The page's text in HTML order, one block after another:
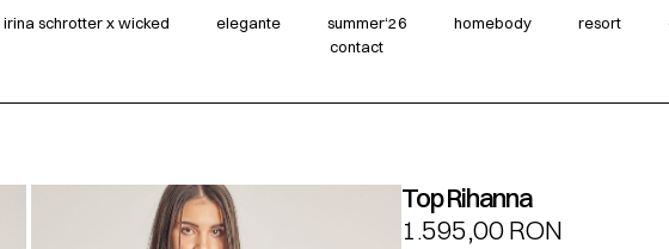
irina schrotter x wicked elegante summer‘26 homebody resort
contact
Top Rihanna
1.595,00RON